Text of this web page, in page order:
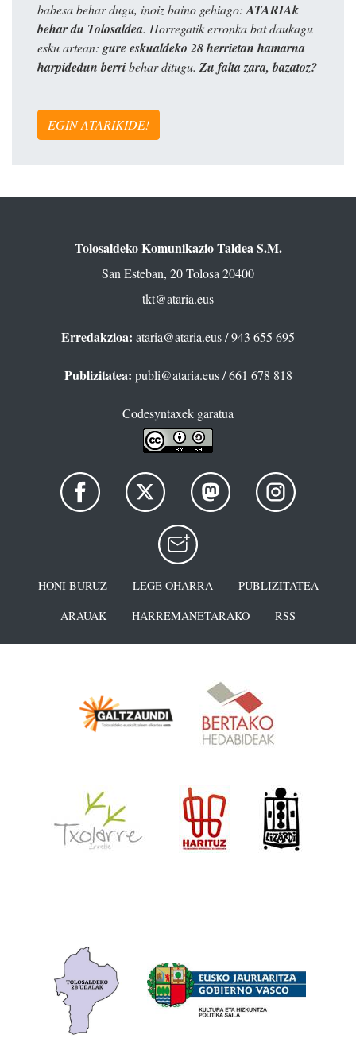
babesa behar dugu, inoiz baino gehiago: ATARIAk
behar du Tolosaldea. Horregatik erronka bat daukagu
esku artean: gure eskualdeko 28 herrietan hamarna
harpidedun berribehar ditugu. Zu falta zara, bazatoz?
EGIN ATARIKIDE!
Tolosaldeko Komunikazio Taldea S.M.
San Esteban, 20 Tolosa 20400
tkt@ataria.eus
Erredakzioa: ataria@ataria.eus/ 943 655 695
Publizitatea: publi@ataria.eus/ 661 678 818
Codesyntaxek garatua
HONI BURUZ LEGE OHARRA
PUBLIZITATEA
ARAUAK
HARREMANETARAKO RSS